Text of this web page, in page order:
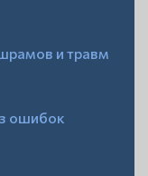
и травм
ошибок